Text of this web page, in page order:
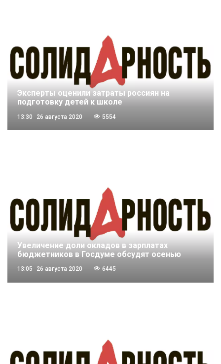
Эксперты оценили затраты россиян на
подготовку детей к школе
13:30 26 августа 2020 5554
Увеличение доли окладов в зарплатах
бюджетников в Госдуме обсудят осенью
13:05 26 августа 2020 6445